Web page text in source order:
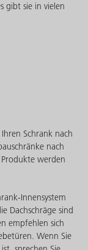
gibt sie in vielen
Schrank nach
nach
werden
Innensystem
Dachschräge sind
empfehlen sich
Wenn Sie